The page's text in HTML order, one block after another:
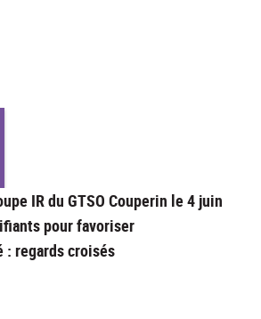
IR du GTSO Couperin le 4 juin
pour favoriser
regards croisés